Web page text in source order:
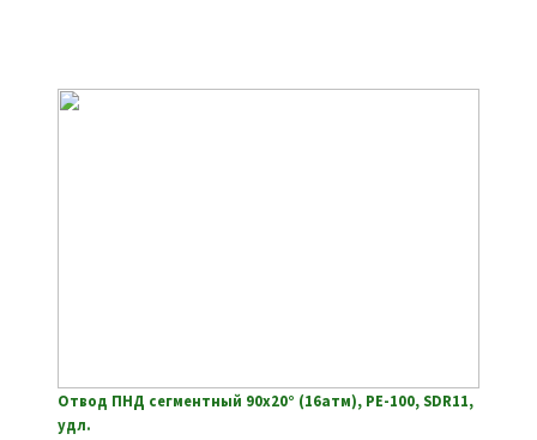
Отвод ПНД сегментный 90х20° (16атм), РЕ-100, SDR11,
удл.